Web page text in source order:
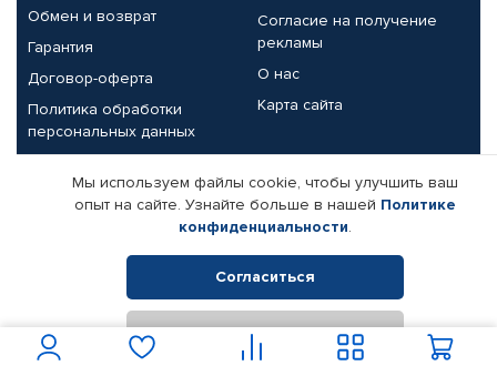
Обмен и возврат
Гарантия
Договор-оферта
Политика обработки
персональных данных
Согласие на получение
рекламы
О нас
Карта сайта
Партнерам
Корпоративным клиентам
Поставщикам
Реквизиты компании
© КАМАЗ ЦЕНТР ДОНЕЦК, 2015-2026. Все права защищены.
Интернет-магазин автомобильных товаров Автопрофи.
Мы используем файлы cookie, чтобы улучшить ваш
опыт на сайте. Узнайте больше в нашей Политике
конфиденциальности.
Согласиться
Отклонить